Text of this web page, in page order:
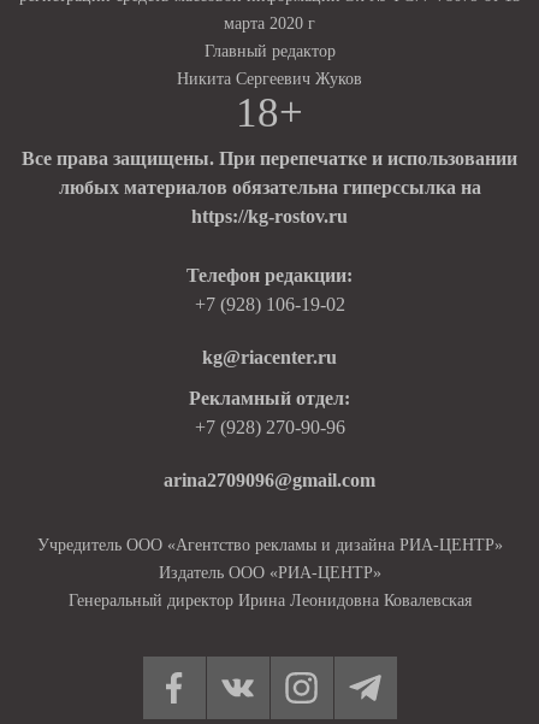
марта 2020 г
Главный редактор
Никита Сергеевич Жуков
18+
Все права защищены. При перепечатке и использовании
любых материалов обязательна гиперссылка на
https://kg-rostov.ru
Телефон редакции:
+7 (928) 106-19-02
kg@riacenter.ru
Рекламный отдел:
+7 (928) 270-90-96
arina2709096@gmail.com
Учредитель ООО «Агентство рекламы и дизайна РИА-ЦЕНТР»
Издатель ООО «РИА-ЦЕНТР»
Генеральный директор Ирина Леонидовна Ковалевская